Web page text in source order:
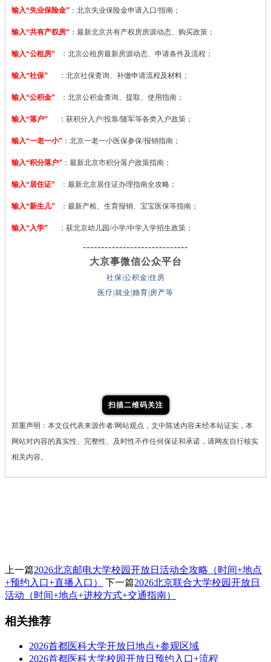
输入“失业保险金” ：北京失业保险金申请入口/指南；
输入“共有产权房” ：最新北京共有产权房房源动态、购买政策；
输入“公租房” ：北京公租房最新房源动态、申请条件及流程；
输入“社保” ：北京社保查询、补缴申请流程及材料；
输入“公积金” ：北京公积金查询、提取、使用指南；
输入“落户” ：获积分入户/投靠/随军等各类入户政策；
输入“一老一小” ：北京一老一小医保参保/报销指南；
输入“积分落户” ：最新北京市积分落户政策指南；
输入“居住证” ：最新北京居住证办理指南全攻略；
输入“新生儿” ：最新产检、生育报销、宝宝医保等指南；
输入“入学” ：获北京幼儿园/小学/中学入学招生政策；
-----------------------------
大京事微信公众平台
社保|公积金|住房
医疗|就业|婚育|房产等
扫描二维码关注
郑重声明：本文仅代表来源作者/网站观点，文中陈述内容未经本站证实，本
网站对内容的真实性、完整性、及时性不作任何保证和承诺，请网友自行核实
相关内容。
上一篇2026北京邮电大学校园开放日活动全攻略（时间+地点
+预约入口+直播入口）
下一篇2026北京联合大学校园开放日
活动（时间+地点+进校方式+交通指南）
相关推荐
2026首都医科大学开放日地点+参观区域
2026首都医科大学校园开放日预约入口+流程